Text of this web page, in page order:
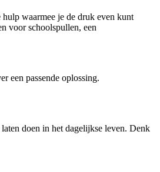
waarmee je de druk even kunt
voor schoolspullen, een
een passende oplossing.
doen in het dagelijkse leven. Denk